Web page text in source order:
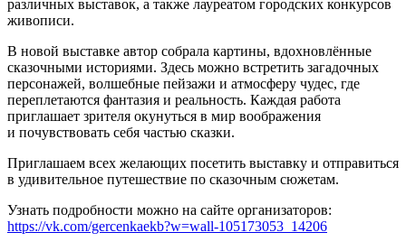
различных выставок, а также лауреатом городских конкурсов
живописи.
В новой выставке автор собрала картины, вдохновлённые
сказочными историями. Здесь можно встретить загадочных
персонажей, волшебные пейзажи и атмосферу чудес, где
переплетаются фантазия и реальность. Каждая работа
приглашает зрителя окунуться в мир воображения
и почувствовать себя частью сказки.
Приглашаем всех желающих посетить выставку и отправиться
в удивительное путешествие по сказочным сюжетам.
Узнать подробности можно на сайте организаторов:
https://vk.com/gercenkaekb?w=wall-105173053_14206